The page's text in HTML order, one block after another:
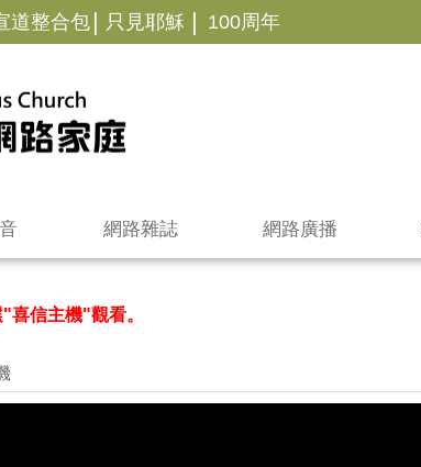
道整合包 | 只見耶穌 | 100周年
網路雜誌 網路廣播
喜信主機"觀看。